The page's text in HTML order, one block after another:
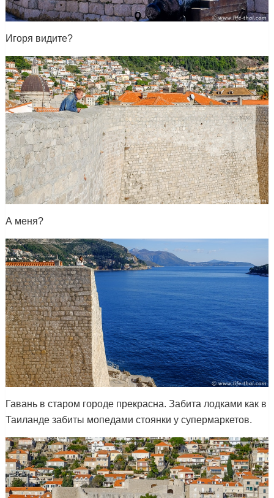
Игоря видите?
А меня?
Гавань в старом городе прекрасна. Забита лодками как в
Таиланде забиты мопедами стоянки у супермаркетов.